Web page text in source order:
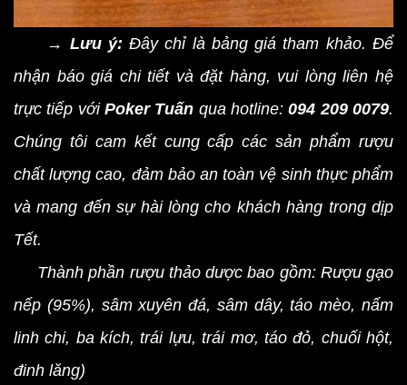
→ Lưu ý: Đây chỉ là bảng giá tham khảo. Để
nhận báo giá chi tiết và đặt hàng, vui lòng liên hệ
trực tiếp với Poker Tuấn qua hotline:094 209 0079.
Chúng tôi cam kết cung cấp các sản phẩm rượu
chất lượng cao, đảm bảo an toàn vệ sinh thực phẩm
và mang đến sự hài lòng cho khách hàng trong dịp
Tết.
Thành phần rượu thảo dược bao gồm: Rượu gạo
nếp (95%), sâm xuyên đá, sâm dây, táo mèo, nấm
linh chi, ba kích, trái lựu, trái mơ, táo đỏ, chuối hột,
đinh lăng)